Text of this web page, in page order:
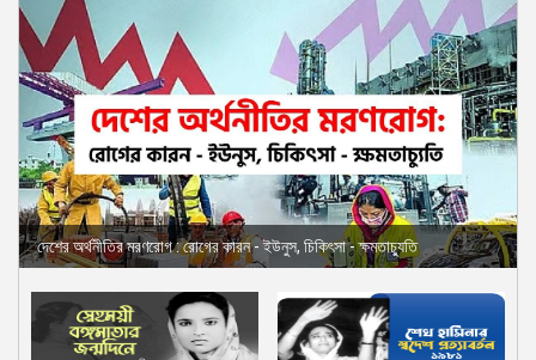
বিএনপি-
জামায়াত
সহিংসতা
সংগঠন
নির্বাচনী
ইশতেহার
দেশের অর্থনীতির মরণরোগ : রোগের কারন - ইউনুস, চিকিৎসা - ক্ষমতাচ্যুতি